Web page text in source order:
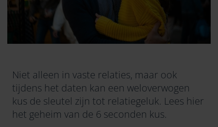
Niet alleen in vaste relaties, maar ook
tijdens het daten kan een weloverwogen
kus de sleutel zijn tot relatiegeluk. Lees hier
het geheim van de 6 seconden kus.